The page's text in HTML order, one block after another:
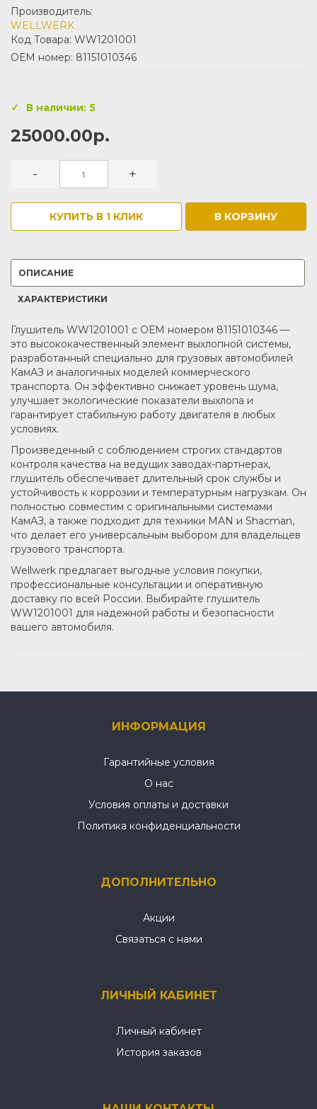
Производитель:
WELLWERK
Код Товара: WW1201001
ОЕМ номер: 81151010346
В наличии: 5
25000.00р.
- +
КУПИТЬ В 1 КЛИК В КОРЗИНУ
ОПИСАНИЕ
ХАРАКТЕРИСТИКИ
Глушитель WW1201001 с ОЕМ номером 81151010346 —
это высококачественный элемент выхлопной системы,
разработанный специально для грузовых автомобилей
КамАЗ и аналогичных моделей коммерческого
транспорта. Он эффективно снижает уровень шума,
улучшает экологические показатели выхлопа и
гарантирует стабильную работу двигателя в любых
условиях.
Произведенный с соблюдением строгих стандартов
контроля качества на ведущих заводах-партнерах,
глушитель обеспечивает длительный срок службы и
устойчивость к коррозии и температурным нагрузкам. Он
полностью совместим с оригинальными системами
КамАЗ, а также подходит для техники MAN и Shacman,
что делает его универсальным выбором для владельцев
грузового транспорта.
Wellwerk предлагает выгодные условия покупки,
профессиональные консультации и оперативную
доставку по всей России. Выбирайте глушитель
WW1201001 для надежной работы и безопасности
вашего автомобиля.
ИНФОРМАЦИЯ
Гарантийные условия
О нас
Условия оплаты и доставки
Политика конфиденциальности
ДОПОЛНИТЕЛЬНО
Акции
Связаться с нами
ЛИЧНЫЙ КАБИНЕТ
Личный кабинет
История заказов